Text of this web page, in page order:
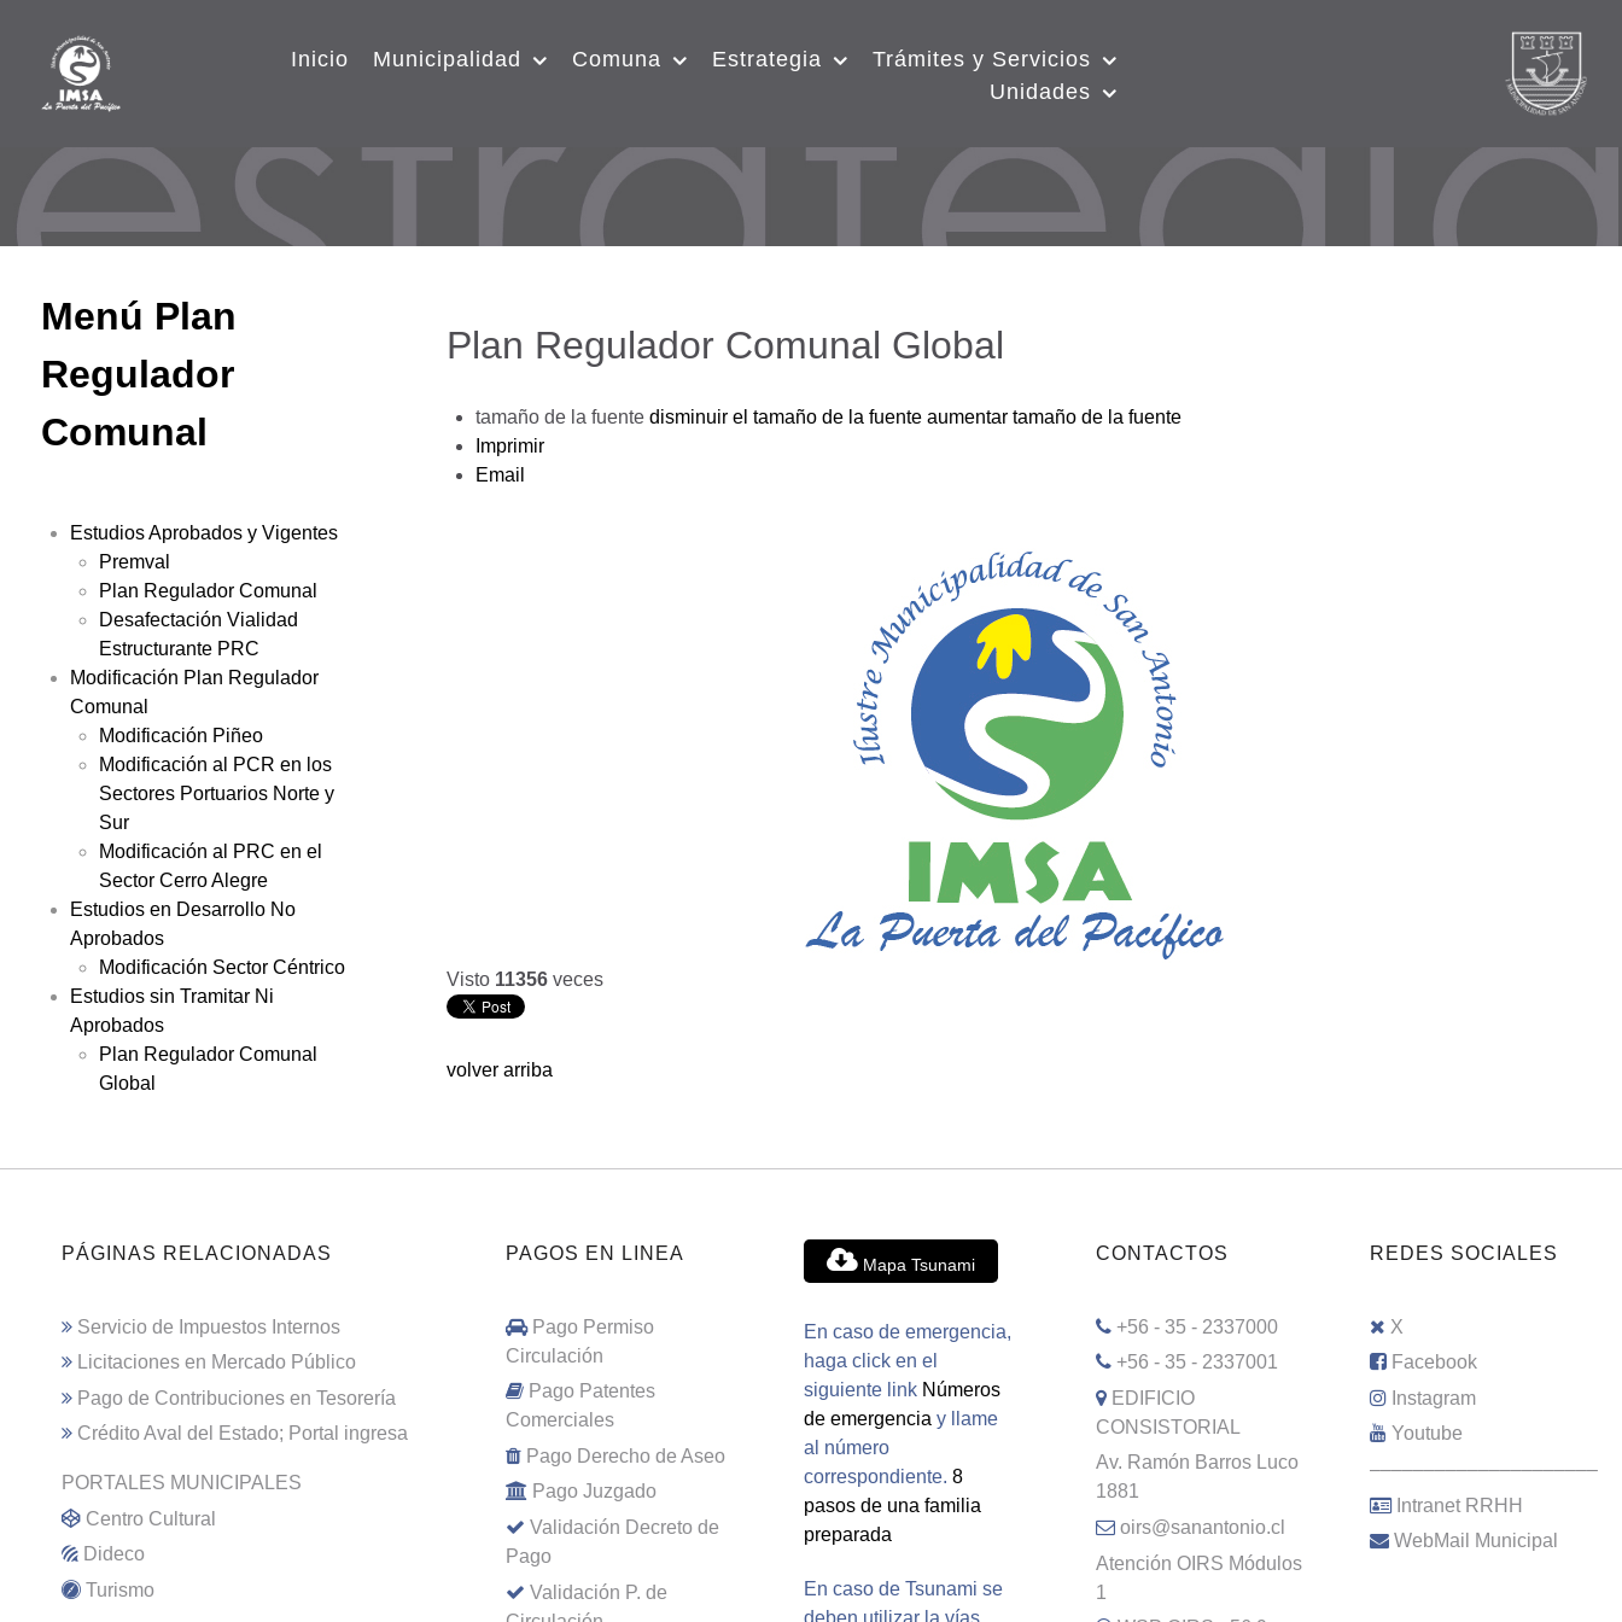
Inicio Municipalidad Comuna Estrategia
Trámites y Servicios
Unidades
Menú Plan
Regulador
Comunal
Estudios Aprobados y Vigentes
Premval
Plan Regulador Comunal
Desafectación Vialidad
Estructurante PRC
Modificación Plan Regulador
Comunal
Modificación Piñeo
Modificación al PCR en los
Sectores Portuarios Norte y
Sur
Modificación al PRC en el
Sector Cerro Alegre
Estudios en Desarrollo No
Aprobados
Modificación Sector Céntrico
Estudios sin Tramitar Ni
Aprobados
Plan Regulador Comunal
Global
Plan Regulador Comunal Global
tamaño de la fuente disminuir el tamaño de la fuente aumentar tamaño de la fuente
Imprimir
Email
Visto 11356 veces
volver arriba
PÁGINAS RELACIONADAS
Servicio de Impuestos Internos
Licitaciones en Mercado Público
Pago de Contribuciones en Tesorería
Crédito Aval del Estado; Portal ingresa
PORTALES MUNICIPALES
Centro Cultural
Dideco
Turismo
PAGOS EN LINEA
Pago Permiso
Circulación
Pago Patentes
Comerciales
Pago Derecho de Aseo
Pago Juzgado
Validación Decreto de
Pago
Validación P. de
Mapa Tsunami
En caso de emergencia,
haga click en el
siguiente link Números
de emergencia y llame
al número
correspondiente. 8
pasos de una familia
preparada
En caso de Tsunami se
deben utilizar la vías
CONTACTOS
+56 - 35 - 2337000
+56 - 35 - 2337001
EDIFICIO
CONSISTORIAL
Av. Ramón Barros Luco
1881
oirs@sanantonio.cl
Atención OIRS Módulos
1
REDES SOCIALES
X
Facebook
Instagram
Youtube
–––––––––––––––––––––
Intranet RRHH
WebMail Municipal